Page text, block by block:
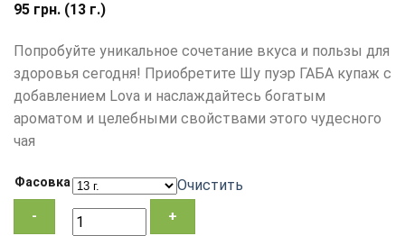
95 грн. (13 г.)
Попробуйте уникальное сочетание вкуса и пользы для
здоровья сегодня! Приобретите Шу пуэр ГАБА купаж с
добавлением Lova и наслаждайтесь богатым
ароматом и целебными свойствами этого чудесного
чая
Фасовка Очистить